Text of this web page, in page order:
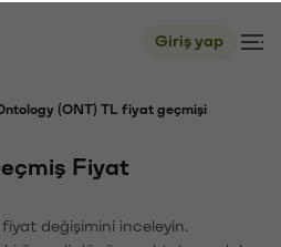
Giriş yap
(ONT) TL fiyat geçmişi
Fiyat
değişimini inceleyin.